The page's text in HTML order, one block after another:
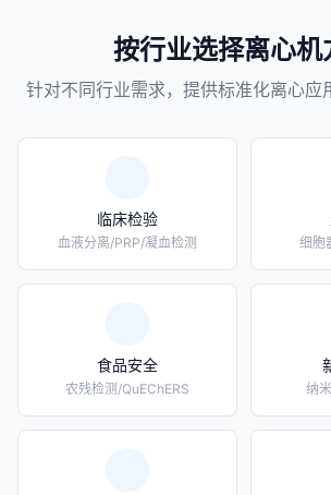
按行业选择离心机
针对不同行业需求，提供标准化离心应
临床检验
血液分离/PRP/凝血检测 细胞
食品安全
农残检测/QuEChERS 纳